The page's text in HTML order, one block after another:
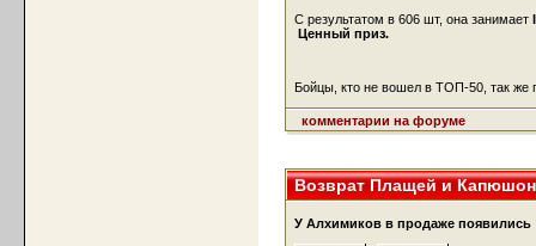
С результатом в 606 шт, она занимает
Ценный приз.
Бойцы, кто не вошел в ТОП-50, так же
комментарии на форуме
Возврат Плащей и
У Алхимиков в продаже появились